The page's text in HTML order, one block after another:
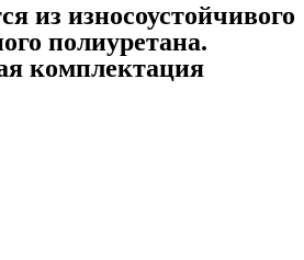
из износоустойчивого
полиуретана.
комплектация